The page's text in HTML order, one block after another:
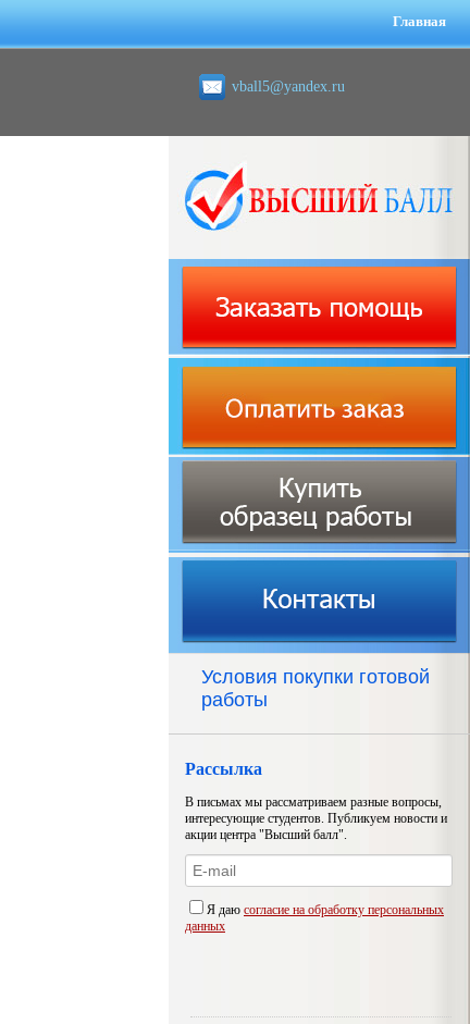
Главная
vball5@yandex.ru
Условия покупки готовой
работы
Рассылка
В письмах мы рассматриваем разные вопросы,
интересующие студентов. Публикуем новости и
акции центра "Высший балл".
Я даю согласие на обработку персональных
данных